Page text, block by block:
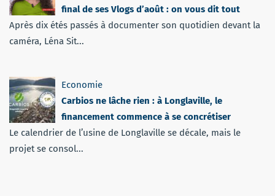
final de ses Vlogs d’août : on vous dit tout
Après dix étés passés à documenter son quotidien devant la
caméra, Léna Sit...
Economie
Carbios ne lâche rien : à Longlaville, le
financement commence à se concrétiser
Le calendrier de l’usine de Longlaville se décale, mais le
projet se consol...